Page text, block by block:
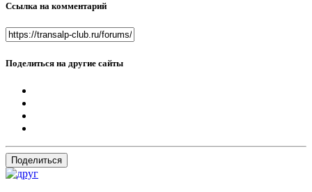
Ссылка на комментарий
Поделиться на другие сайты
Поделиться